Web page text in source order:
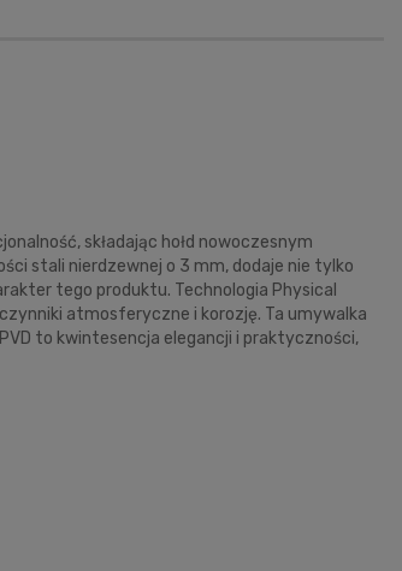
składając hołd nowoczesnym
stali nierdzewnej o 3 mm, dodaje nie tylko
tego produktu. Technologia Physical
atmosferyczne i korozję. Ta umywalka
to kwintesencja elegancji i praktyczności,